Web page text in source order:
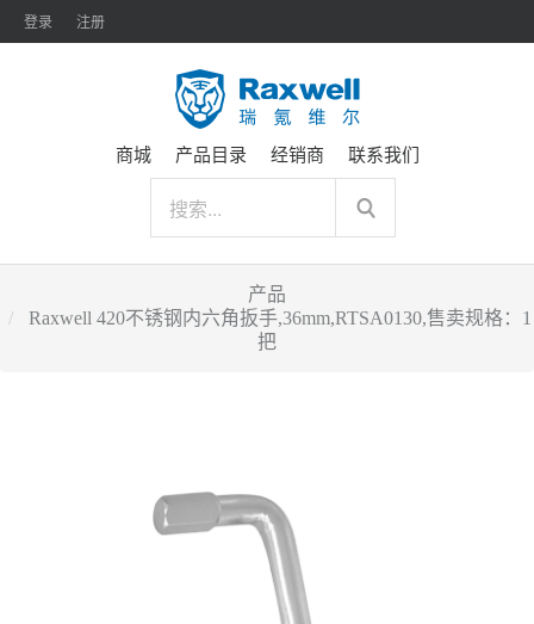
登录 注册
商城 产品目录 经销商 联系我们
产品
Raxwell 420不锈钢内六角扳手,36mm,RTSA0130,售卖规格：1
把